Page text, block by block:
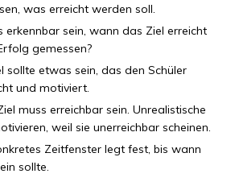
was erreicht werden soll.
erkennbar sein, wann das Ziel erreicht
gemessen?
sollte etwas sein, das den Schüler
und motiviert.
muss erreichbar sein. Unrealistische
weil sie unerreichbar scheinen.
Zeitfenster legt fest, bis wann
sollte.